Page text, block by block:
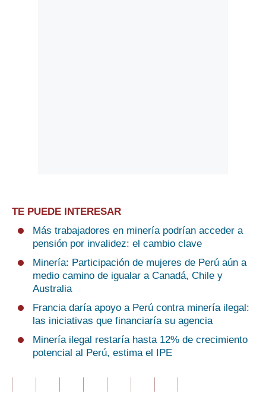
TE PUEDE INTERESAR
Más trabajadores en minería podrían acceder a
pensión por invalidez: el cambio clave
Minería: Participación de mujeres de Perú aún a
medio camino de igualar a Canadá, Chile y
Australia
Francia daría apoyo a Perú contra minería ilegal:
las iniciativas que financiaría su agencia
Minería ilegal restaría hasta 12% de crecimiento
potencial al Perú, estima el IPE